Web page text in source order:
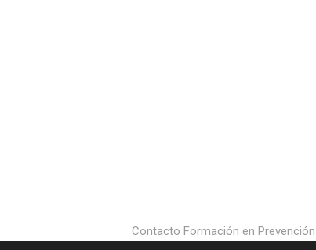
Contacto Formación en Prevención